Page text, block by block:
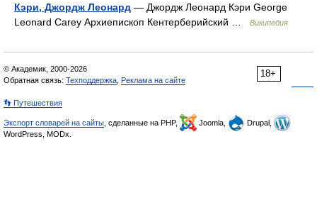
Кэри, Джордж Леонард — Джордж Леонард Кэри George
Leonard Carey Архиепископ Кентерберийский …
Википедия
18+
© Академик, 2000-2026
Обратная связь: Техподдержка Реклама на сайте
👣 Путешествия
Экспорт словарей на сайты , сделанные на PHP, Joomla,
Drupal,
WordPress, MODx.